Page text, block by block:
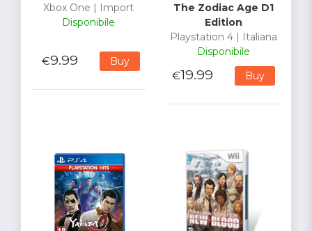
Xbox One | Import
Disponibile
€9.99 Buy
The Zodiac Age D1
Edition
Playstation 4 | Italiana
Disponibile
€19.99 Buy